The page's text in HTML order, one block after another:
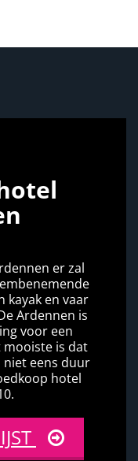
er zal
kayak en vaar
Ardennen is
voor een
mooiste is dat
niet eens duur
hotel